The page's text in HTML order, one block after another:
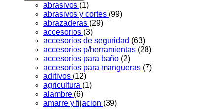
abrasivos (1)
abrasivos y cortes (99)
abrazaderas (29)
accesorios (3)
accesorios de seguridad (63)
accesorios p/herramientas (28)
accesorios para baño (2)
accesorios para mangueras (7)
aditivos (12)
agricultura (1)
alambre (6)
amarre y fijacion (39)